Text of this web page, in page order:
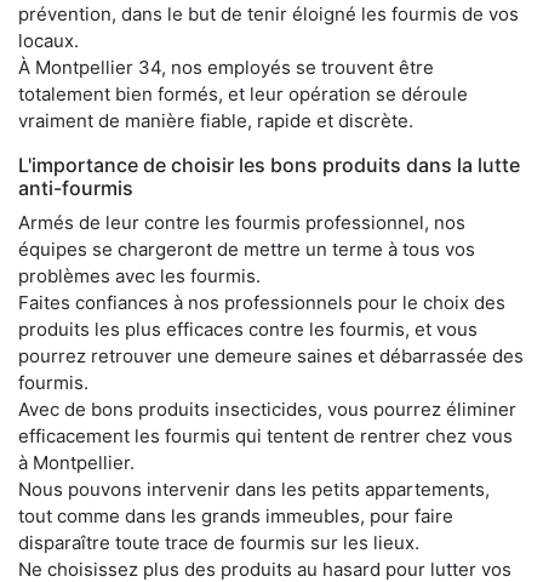
prévention, dans le but de tenir éloigné les fourmis de vos
locaux.
À Montpellier 34, nos employés se trouvent être
totalement bien formés, et leur opération se déroule
vraiment de manière fiable, rapide et discrète.
L'importance de choisir les bons produits dans la lutte
anti-fourmis
Armés de leur contre les fourmis professionnel, nos
équipes se chargeront de mettre un terme à tous vos
problèmes avec les fourmis.
Faites confiances à nos professionnels pour le choix des
produits les plus efficaces contre les fourmis, et vous
pourrez retrouver une demeure saines et débarrassée des
fourmis.
Avec de bons produits insecticides, vous pourrez éliminer
efficacement les fourmis qui tentent de rentrer chez vous
à Montpellier.
Nous pouvons intervenir dans les petits appartements,
tout comme dans les grands immeubles, pour faire
disparaître toute trace de fourmis sur les lieux.
Ne choisissez plus des produits au hasard pour lutter vos